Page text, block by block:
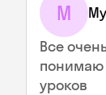
М
Все
понимаю
уроков